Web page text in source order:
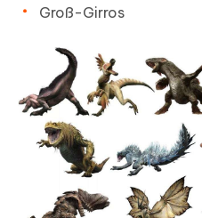
Groß-Girros